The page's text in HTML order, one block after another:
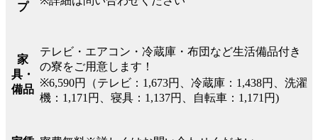
プ
家
具・
備品
テレビ・エアコン・冷蔵庫・布団など生活備品付き
の寮をご用意します！
※6,590円（テレビ：1,673円、冷蔵庫：1,438円、洗濯
機：1,171円、寝具：1,137円、自転車：1,171円)